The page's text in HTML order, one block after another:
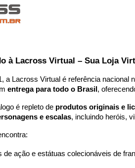
à Lacross Virtual – Sua Loja
a Lacross Virtual é referência nacional
entrega para todo o Brasil ,
é repleto de produtos originais e
e escalas, incluindo heróis,
de ação e estátuas colecionáveis de